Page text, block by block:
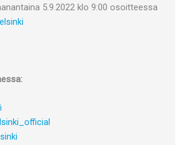
5.9.2022 klo 9:00 osoitteessa